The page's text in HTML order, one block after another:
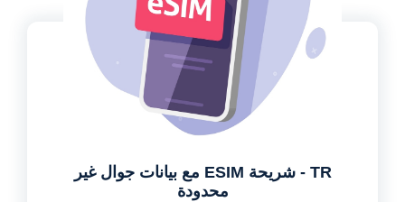
TR - شريحة ESIM مع بيانات جوال غير
محدودة